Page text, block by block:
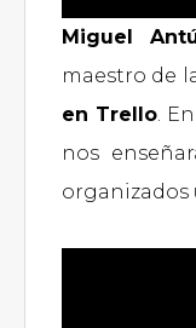
Miguel
maestro de
en Trello.
nos
organizados